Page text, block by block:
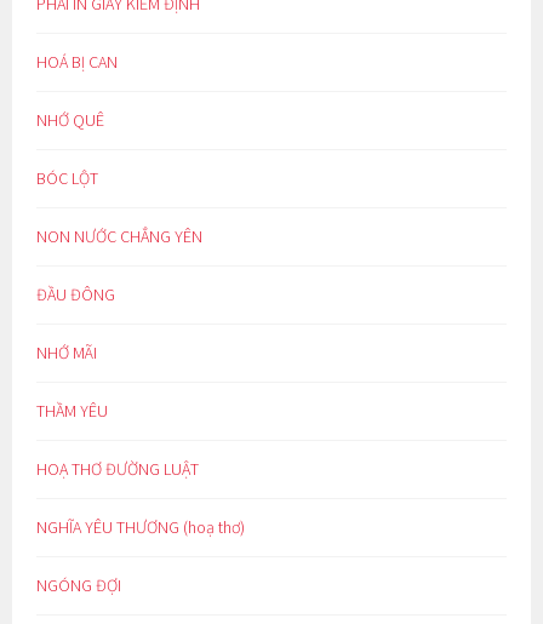
HOÁ BỊ CAN
NHỚ QUÊ
BÓC LỘT
NON NƯỚC CHẲNG YÊN
ĐẦU ĐÔNG
NHỚ MÃI
THẦM YÊU
HOẠ THƠ ĐƯỜNG LUẬT
NGHĨA YÊU THƯƠNG (hoạ thơ)
NGÓNG ĐỢI